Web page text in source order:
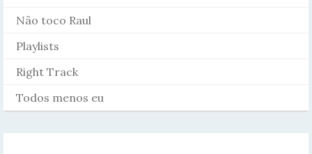
Não toco Raul
Playlists
Right Track
Todos menos eu